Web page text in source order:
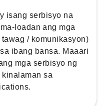
isang serbisyo na
loadan ang mga
/ komunikasyon)
ibang bansa. Maaari
mga serbisyo ng
kinalaman sa